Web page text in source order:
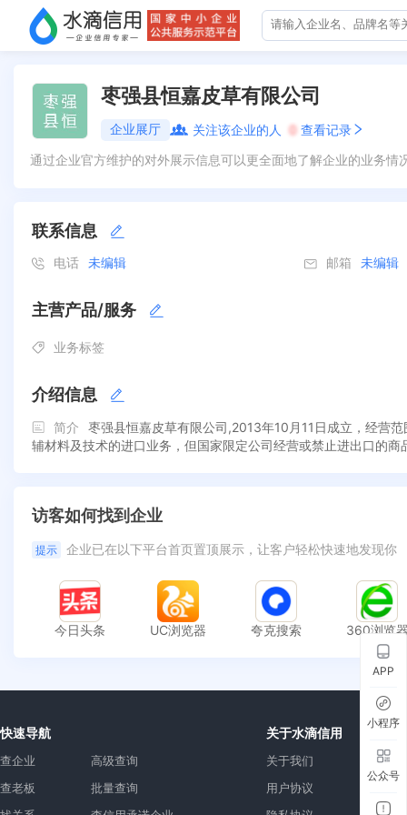
枣强县恒嘉皮草有限公司
企业展厅 关注该企业的人 0 查看记录
通过企业官方维护的对外展示信息可以更全面地了解企业的业务
联系信息
电话 未编辑 邮箱 未编辑
主营产品/服务
业务标签
介绍信息
简介
枣强县恒嘉皮草有限公司,2013年10月11日成立，经营
辅材料及技术的进口业务，但国家限定公司经营或禁止进出口的商
访客如何找到企业
提示 企业已在以下平台首页置顶展示，让客户轻松快速地发现你
今日头条 UC浏览器 夸克搜索 360浏览
快速导航
查企业
查老板
高级查询
批量查询
关于水滴信用
关于我们
用户协议
APP
小程序
公众号